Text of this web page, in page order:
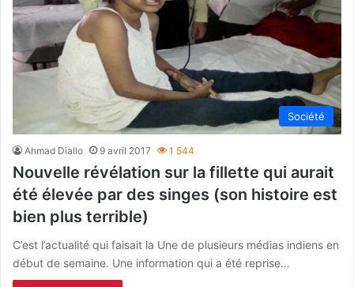
Société
Ahmad Diallo 9 avril 2017 1 544
Nouvelle révélation sur la fillette qui aurait
été élevée par des singes (son histoire est
bien plus terrible)
C’est l’actualité qui faisait la Une de plusieurs médias indiens en
début de semaine. Une information qui a été reprise…